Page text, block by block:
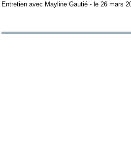
Entretien avec Mayline Gautié - le 26 mars